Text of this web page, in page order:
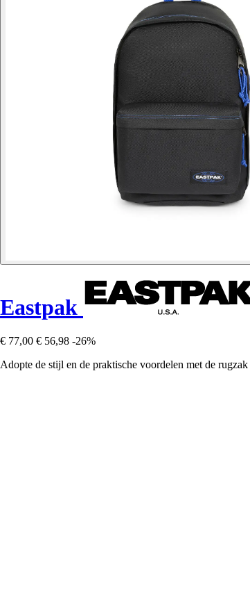
Eastpak
€ 77,00 € 56,98 -26%
Adopte de stijl en de praktische voordelen met de